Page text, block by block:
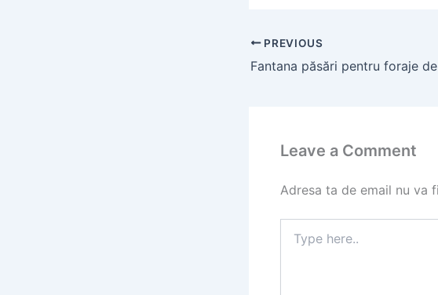
PREVIOUS
Leave a Comment
Adresa ta de email nu va
here..